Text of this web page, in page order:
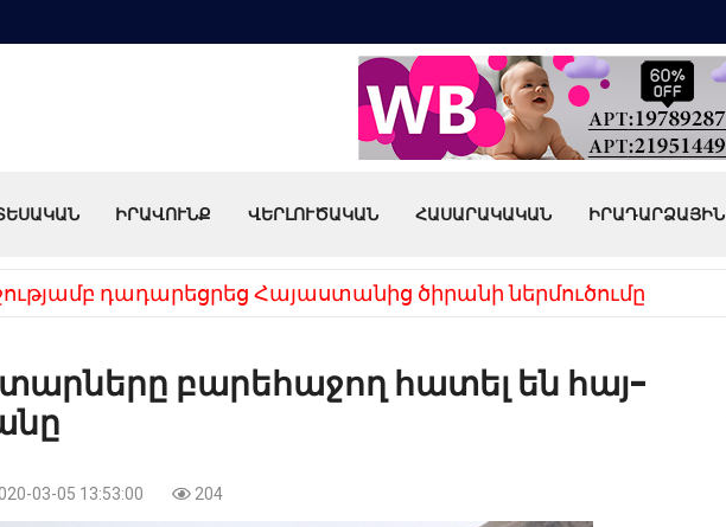
ԻՐԱՎՈՒՆՔ ՎԵՐԼՈՒԾԱԿԱՆ ՀԱՍԱՐԱԿԱԿԱՆ ԻՐԱԴԱՐՁԱՅԻՆ
դադարեցրեց Հայաստանից ծիրանի ներմուծումը
բարեհաջող հատել են հայ-
03-05 13:53:00 204